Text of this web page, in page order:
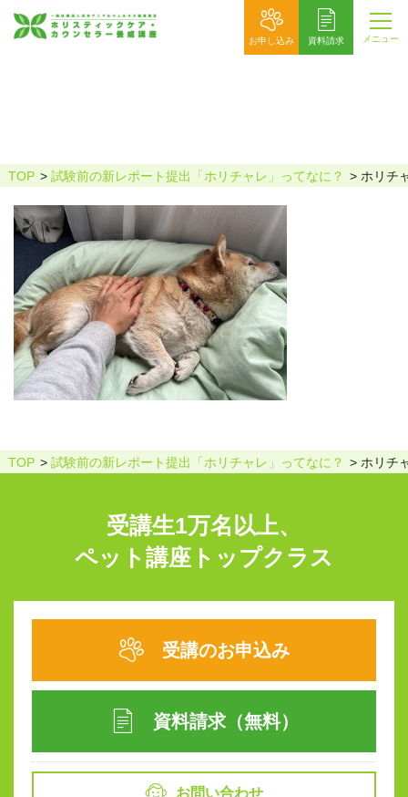
お申し込み 資料請求 メニュー
TOP 試験前の新レポート提出「ホリチャレ」ってなに？ ホリチ
TOP 試験前の新レポート提出「ホリチャレ」ってなに？ ホリチ
受講生1万名以上、
ペット講座トップクラス
受講のお申込み
資料請求（無料）
お問い合わせ